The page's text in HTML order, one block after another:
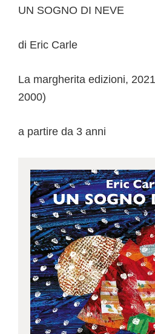
UN SOGNO DI NEVE
di Eric Carle
La margherita edizioni,
2000)
a partire da 3 anni